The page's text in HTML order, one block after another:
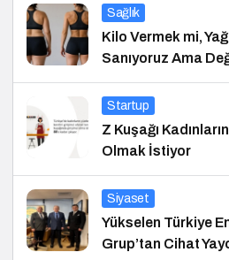
Sağlık
Kilo Vermek mi,
Sanıyoruz Ama
Startup
Z Kuşağı
Olmak İstiyor
Siyaset
Yükselen Türkiye
Grup’tan Cihat